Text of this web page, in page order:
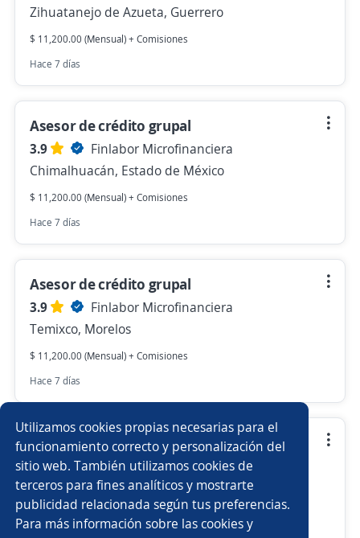
Utilizamos cookies propias necesarias para el
funcionamiento correcto y personalización del
sitio web. También utilizamos cookies de
terceros para fines analíticos y mostrarte
publicidad relacionada según tus preferencias.
Para más información sobre las cookies y
Zihuatanejo de Azueta, Guerrero
$ 11,200.00 (Mensual) + Comisiones
Hace 7 días
Asesor de crédito grupal
3.9
Finlabor Microfinanciera
Chimalhuacán, Estado de México
$ 11,200.00 (Mensual) + Comisiones
Hace 7 días
Asesor de crédito grupal
3.9
Finlabor Microfinanciera
Temixco, Morelos
$ 11,200.00 (Mensual) + Comisiones
Hace 7 días
Asistente de sucursal / Asistente
administrativo
3.9
Finlabor Microfinanciera
Xochitepec, Morelos